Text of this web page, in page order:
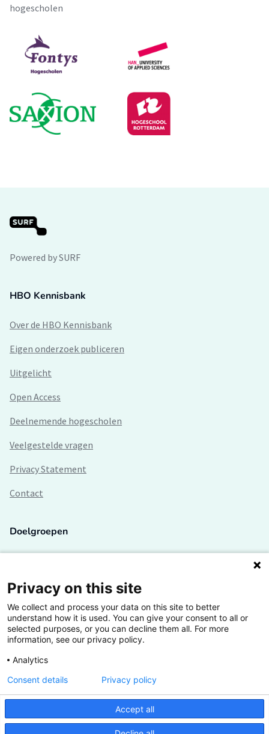
hogescholen
Powered by SURF
HBO Kennisbank
Over de HBO Kennisbank
Eigen onderzoek publiceren
Uitgelicht
Open Access
Deelnemende hogescholen
Veelgestelde vragen
Privacy Statement
Contact
Doelgroepen
Lectoren en onderzoekers
Bedrijven
Hogescholen
De grootste kennisbank van het HBO
Inspiratie op jouw vakgebied
Privacy on this site
We collect and process your data on this site to better
understand how it is used. You can give your consent to all or
selected purposes, or you can decline them all. For more
information, see our privacy policy.
Analytics
Accept all
Consent details Privacy policy